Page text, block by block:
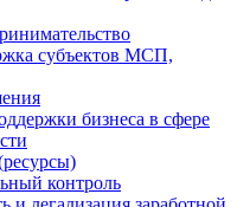
субъектов МСП,
бизнеса в сфере
контроль